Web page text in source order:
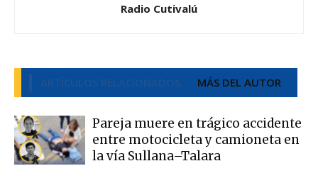
Radio Cutivalú
ARTÍCULOS RELACIONADOS MÁS DEL AUTOR
Pareja muere en trágico accidente
entre motocicleta y camioneta en
la vía Sullana–Talara